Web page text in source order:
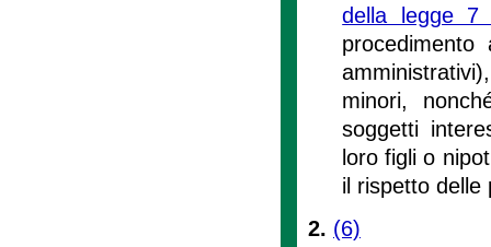
della legge 7
minori,
soggetti
loro figli o
il rispetto delle
2. (6)